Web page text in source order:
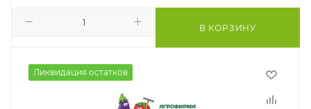
В КОРЗИНУ
Ликвидация остатков